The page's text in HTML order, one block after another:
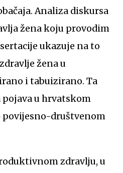
Analiza diskursa
žena koju provodim
ukazuje na to
žena u
i tabuizirano. Ta
u hrvatskom
povijesno-društvenom
zdravlju, u